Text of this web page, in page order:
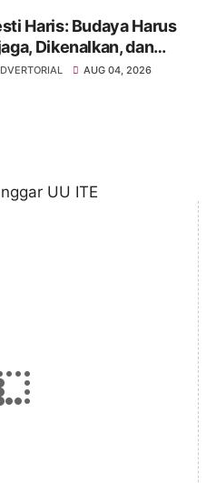
Haris: Budaya Harus
Dikenalkan, dan
AUG 04, 2026
UU ITE